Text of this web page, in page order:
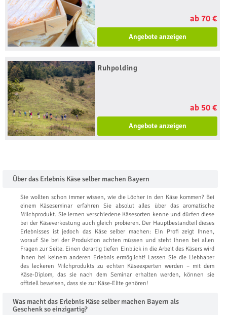
ab 70 €
Angebote anzeigen
Ruhpolding
ab 50 €
Angebote anzeigen
Über das Erlebnis Käse selber machen Bayern
Sie wollten schon immer wissen, wie die Löcher in den Käse kommen? Bei
einem Käseseminar erfahren Sie absolut alles über das aromatische
Milchprodukt. Sie lernen verschiedene Käsesorten kenne und dürfen diese
bei der Käseverkostung auch gleich probieren. Der Hauptbestandteil dieses
Erlebnisses ist jedoch das Käse selber machen: Ein Profi zeigt Ihnen,
worauf Sie bei der Produktion achten müssen und steht Ihnen bei allen
Fragen zur Seite. Einen derartig tiefen Einblick in die Arbeit des Käsers wird
Ihnen bei keinem anderen Erlebnis ermöglicht! Lassen Sie die Liebhaber
des leckeren Milchprodukts zu echten Käseexperten werden – mit dem
Käse-Diplom, das sie nach dem Seminar erhalten werden, können sie
offiziell beweisen, dass sie zur Käse-Elite gehören!
Was macht das Erlebnis Käse selber machen Bayern als
Geschenk so einzigartig?